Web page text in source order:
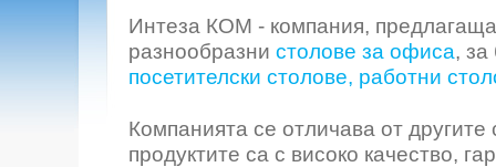
Интеза КОМ - компания,
разнообразни столове за офиса, за
посетителски столове, работни
Компанията се отличава от другите
продуктите са с високо качество,